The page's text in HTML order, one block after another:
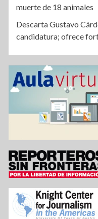
muerte de 18 animales
Descarta Gustavo
candidatura; ofrece